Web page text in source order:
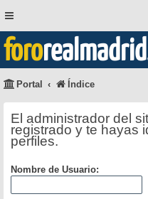
fororealmadrid
Portal Índice
El administrador del
registrado y te hayas
perfiles.
Nombre de Usuario: